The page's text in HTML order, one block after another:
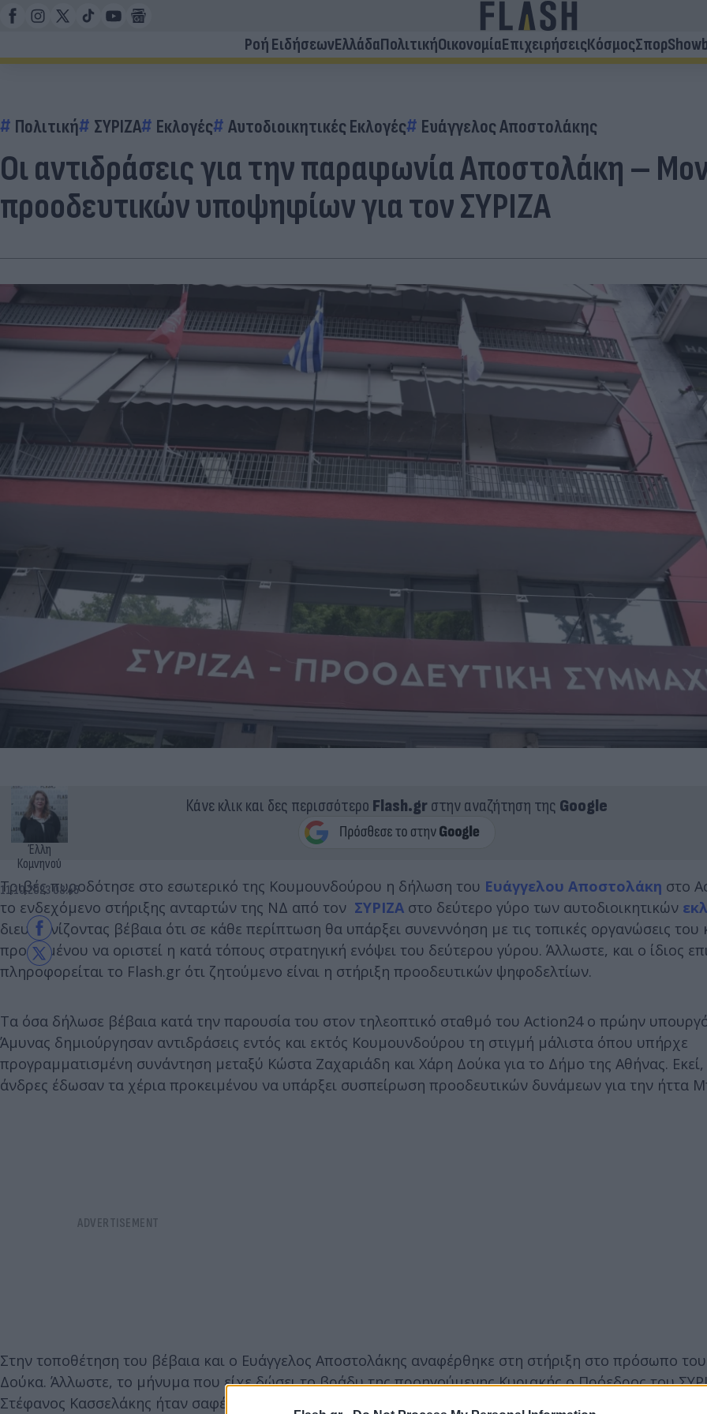
Ροή ΕιδήσεωνΕλλάδαΠολιτικήΟικονομίαΕπιχειρήσειςΚόσμοςΣπορ
Πολιτική ΣΥΡΙΖΑ Εκλογές Αυτοδιοικητικές Εκλογές Ευάγγελος Αποστολάκης
Οι αντιδράσεις για την παραφωνία Αποστολάκη –
προοδευτικών υποψηφίων για τον ΣΥΡΙΖΑ
Έλλη
Κομνηνού
11.10.2023 08:45
Κάνε κλικ και δες περισσότερο Flash.grστην αναζήτηση της Google
Τριβές πυροδότησε στο εσωτερικό της Κουμουνδούρου η δήλωση του Ευάγγελου Αποστολάκη στο
το ενδεχόμενο στήριξης ανταρτών της ΝΔ από τον ΣΥΡΙΖΑ στο δεύτερο γύρο των αυτοδιοικητικών
διευκρινίζοντας βέβαια ότι σε κάθε περίπτωση θα υπάρξει συνεννόηση με τις τοπικές οργανώσεις
προκειμένου να οριστεί η κατά τόπους στρατηγική ενόψει του δεύτερου γύρου. Άλλωστε, και ο ίδιος
πληροφορείται το Flash.gr ότι ζητούμενο είναι η στήριξη προοδευτικών ψηφοδελτίων.
Τα όσα δήλωσε βέβαια κατά την παρουσία του στον τηλεοπτικό σταθμό του Action24 ο πρώην
Άμυνας δημιούργησαν αντιδράσεις εντός και εκτός Κουμουνδούρου τη στιγμή μάλιστα όπου υπήρχε
προγραμματισμένη συνάντηση μεταξύ Κώστα Ζαχαριάδη και Χάρη Δούκα για το Δήμο της Αθήνας. Εκεί,
άνδρες έδωσαν τα χέρια προκειμένου να υπάρξει συσπείρωση προοδευτικών δυνάμεων για την ήττα
Στην τοποθέτηση του βέβαια και ο Ευάγγελος Αποστολάκης αναφέρθηκε στη στήριξη στο πρόσωπο
Δούκα. Άλλωστε, το μήνυμα που είχε δώσει το βράδυ της προηγούμενης Κυριακής ο Πρόεδρος του
Στέφανος Κασσελάκης ήταν σαφές τόσο σε σχέση με τη Θεσσαλία, όσο και σε σχέση με τους δύο